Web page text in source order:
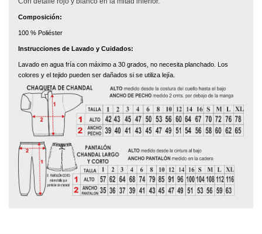
Composición:
100 % Poliéster
Instrucciones de Lavado y Cuidados:
Lavado en agua fría con máximo a 30 grados, no necesita planchado. Los
colores y el tejido pueden ser dañados si se utiliza lejía.